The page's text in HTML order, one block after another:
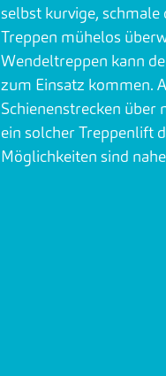
selbst kurvige,
Treppen mühelos
Wendeltreppen kann
zum Einsatz kommen.
Schienenstrecken über
ein solcher Treppenlift
Möglichkeiten sind